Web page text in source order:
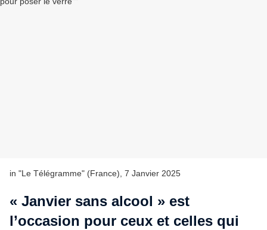
in "Le Télégramme" (France), 7 Janvier 2025
« Janvier sans alcool » est
l’occasion pour ceux et celles qui